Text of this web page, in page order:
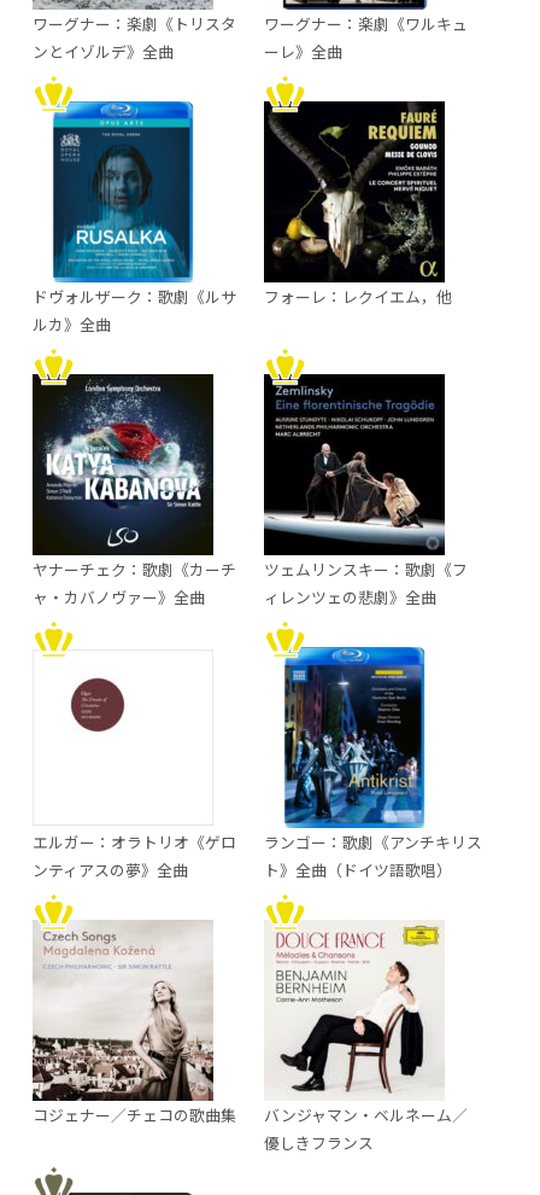
ワーグナー：楽劇《トリスタ
ンとイゾルデ》全曲
ワーグナー：楽劇《ワルキュ
ーレ》全曲
ドヴォルザーク：歌劇《ルサ
ルカ》全曲
フォーレ：レクイエム，他
ヤナーチェク：歌劇《カーチ
ャ・カバノヴァー》全曲
ツェムリンスキー：歌劇《フ
ィレンツェの悲劇》全曲
エルガー：オラトリオ《ゲロ
ンティアスの夢》全曲
ランゴー：歌劇《アンチキリス
ト》全曲（ドイツ語歌唱）
コジェナー／チェコの歌曲集
バンジャマン・ベルネーム／
優しきフランス